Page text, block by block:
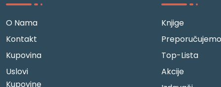
O Nama
Kontakt
Kupovina
Uslovi
Kupovine
Knjige
Preporučujemo
Top-Lista
Akcije